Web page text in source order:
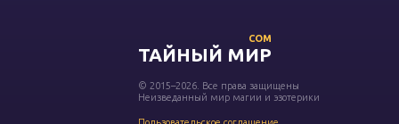
ТАЙНЫЙ МИР
COM
© 2015–2026. Все права защищены
Неизведанный мир магии и эзотерики